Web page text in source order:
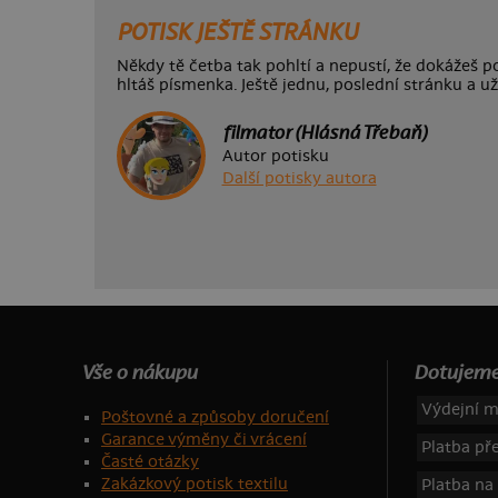
POTISK JEŠTĚ STRÁNKU
Někdy tě četba tak pohltí a nepustí, že dokážeš
hltáš písmenka. Ještě jednu, poslední stránku a
filmator (Hlásná Třebaň)
Autor potisku
Další potisky autora
Vše o nákupu
Poštovné a způsoby doručení
Garance výměny či vrácení
Časté otázky
Zakázkový potisk textilu
Výdejní
Platba
Platba